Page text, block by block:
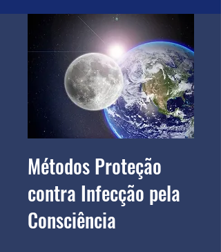
Métodos Proteção
contra Infecção pela
Consciência